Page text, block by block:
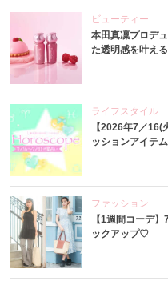
ビューティー
本田真凜プロデ
た透明感を叶え
ライフスタイル
【2026年7／
ッションアイテ
ファッション
【1週間コーデ
ックアップ♡